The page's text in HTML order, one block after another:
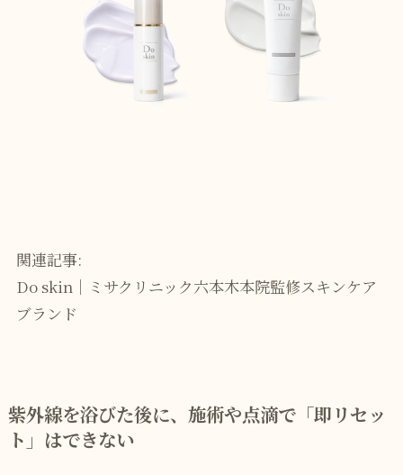
関連記事:
Do skin｜ミサクリニック六本木本院監修スキンケア
ブランド
紫外線を浴びた後に、施術や点滴で「即リセッ
ト」はできない